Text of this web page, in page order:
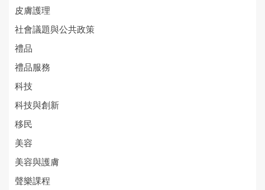
皮膚護理
社會議題與公共政策
禮品
禮品服務
科技
科技與創新
移民
美容
美容與護膚
聲樂課程